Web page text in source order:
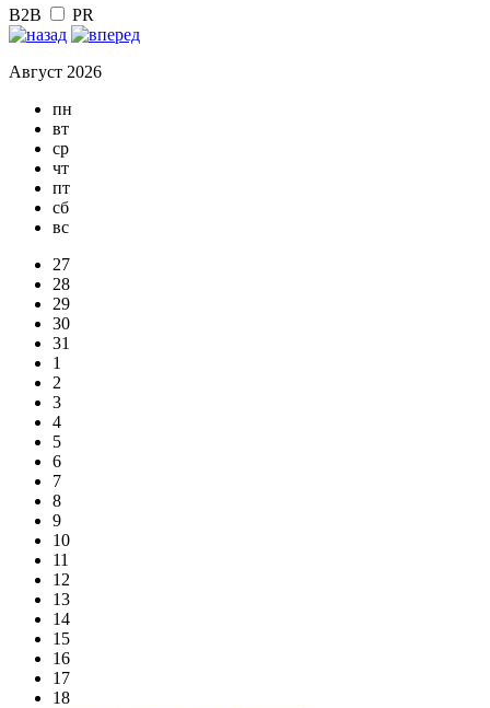
B2B PR
Август 2026
пн
вт
ср
чт
пт
сб
вс
27
28
29
30
31
1
2
3
4
5
6
7
8
9
10
11
12
13
14
15
16
17
18